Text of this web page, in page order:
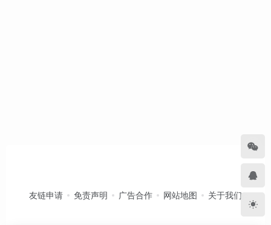
友链申请 免责声明 广告合作 网站地图 关于我们